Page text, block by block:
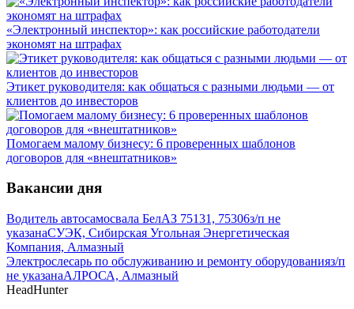
«Электронный инспектор»: как российские работодатели
экономят на штрафах
Этикет руководителя: как общаться с разными людьми — от
клиентов до инвесторов
Помогаем малому бизнесу: 6 проверенных шаблонов
договоров для «внештатников»
Вакансии дня
Водитель автосамосвала БелАЗ 75131, 75306з/п не
указанаСУЭК, Сибирская Угольная Энергетическая
Компания, Алмазный
Электрослесарь по обслуживанию и ремонту оборудованияз/п
не указанаАЛРОСА, Алмазный
HeadHunter